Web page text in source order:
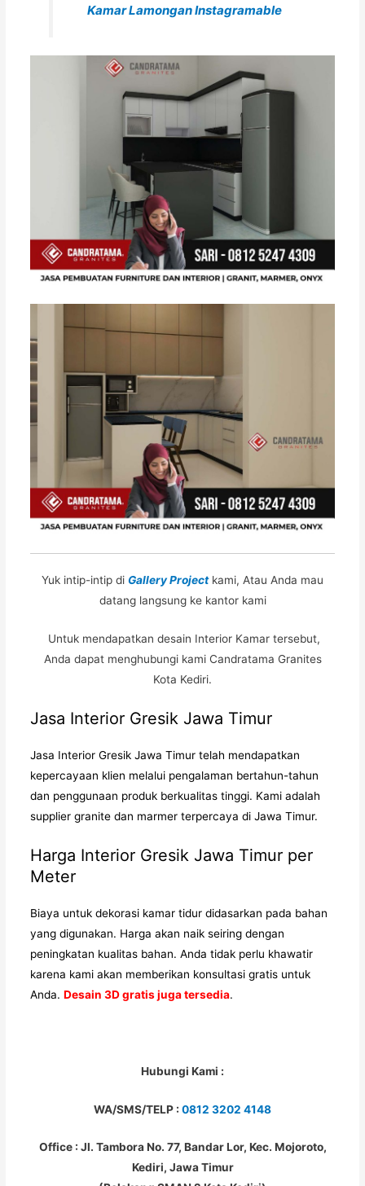
Kamar Lamongan Instagramable
Yuk intip-intip di Gallery Projectkami, Atau Anda mau
datang langsung ke kantor kami
Untuk mendapatkan desain Interior Kamar tersebut,
Anda dapat menghubungi kami Candratama Granites
Kota Kediri.
Jasa Interior Gresik Jawa Timur
Jasa Interior Gresik Jawa Timurtelah mendapatkan
kepercayaan klien melalui pengalaman bertahun-tahun
dan penggunaan produk berkualitas tinggi. Kami adalah
supplier granite dan marmer terpercaya di Jawa Timur.
Harga Interior Gresik Jawa Timur per
Meter
Biaya untuk dekorasi kamar tidur didasarkan pada bahan
yang digunakan. Harga akan naik seiring dengan
peningkatan kualitas bahan. Anda tidak perlu khawatir
karena kami akan memberikan konsultasi gratis untuk
Anda.Desain 3D gratis juga tersedia.
Hubungi Kami :
WA/SMS/TELP : 0812 3202 4148
Office : Jl. Tambora No. 77, Bandar Lor, Kec. Mojoroto,
Kediri, Jawa Timur